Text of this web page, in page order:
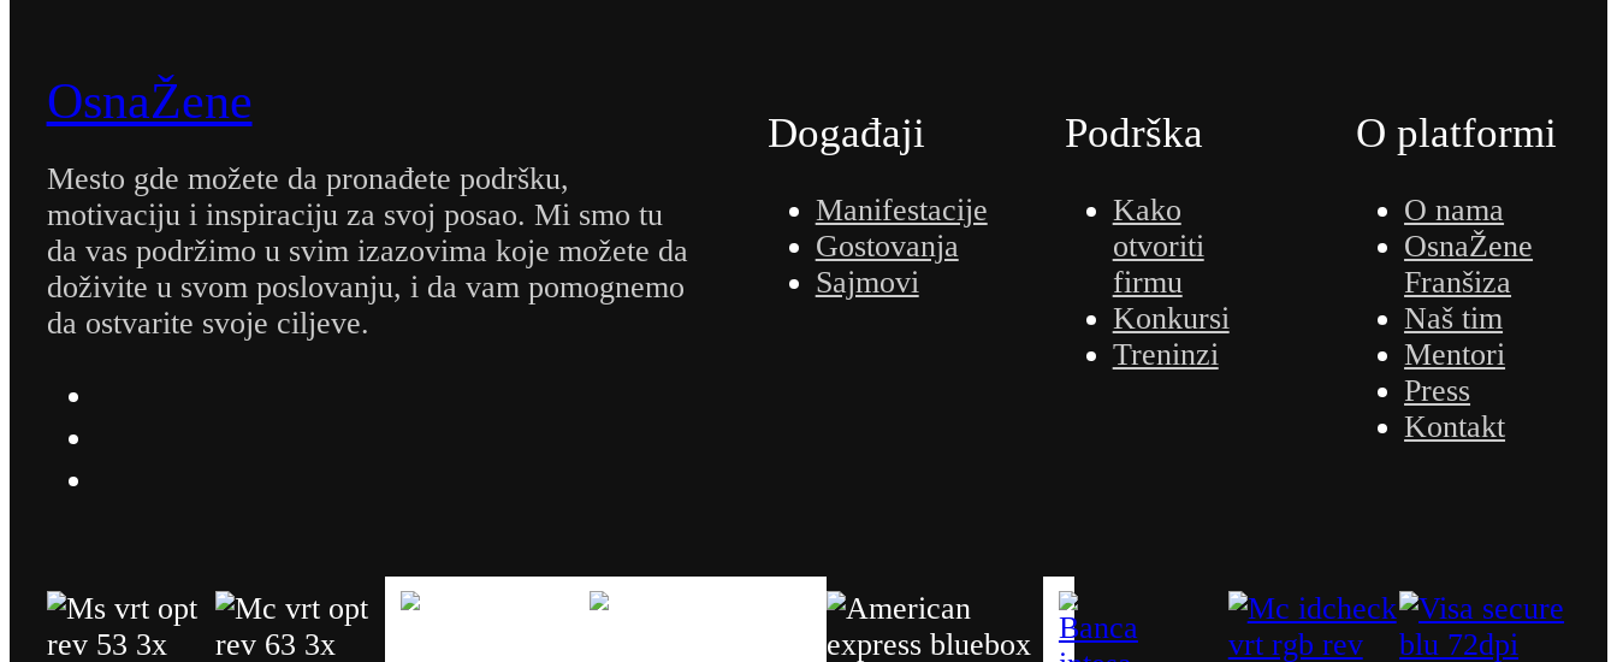
OsnaŽene
Mesto gde možete da pronađete podršku,
motivaciju i inspiraciju za svoj posao. Mi smo tu
da vas podržimo u svim izazovima koje možete da
doživite u svom poslovanju, i da vam pomognemo
da ostvarite svoje ciljeve.
Događaji
Manifestacije
Gostovanja
Sajmovi
Podrška
Kako
otvoriti
firmu
Konkursi
Treninzi
O platformi
O nama
OsnaŽene
Franšiza
Naš tim
Mentori
Press
Kontakt